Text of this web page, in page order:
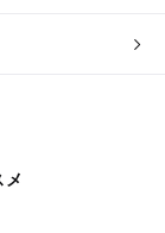
メ